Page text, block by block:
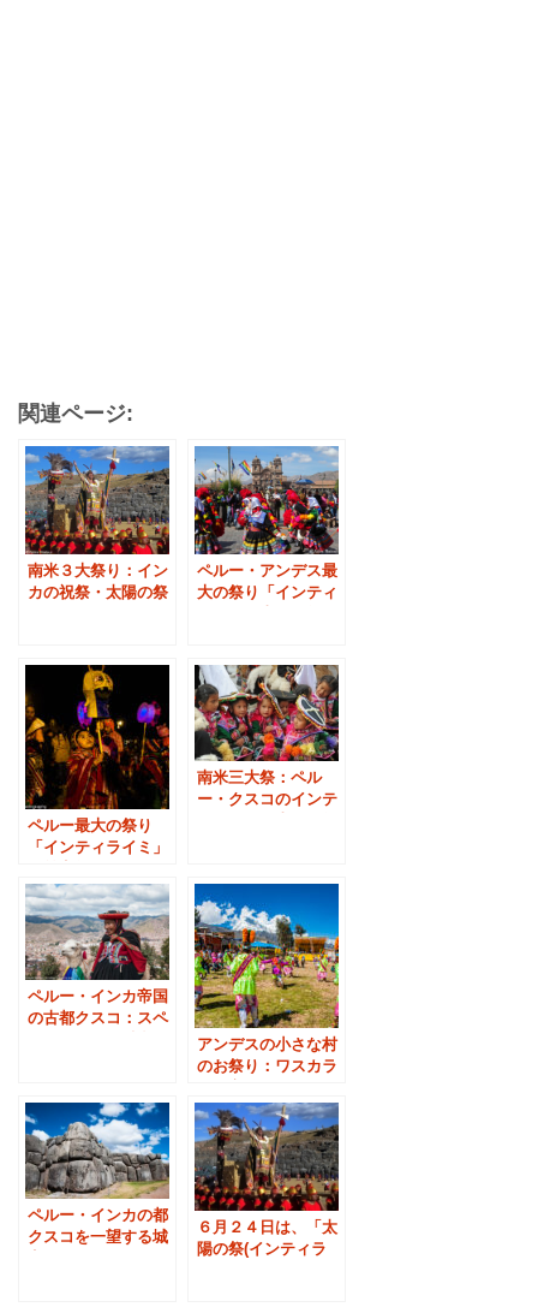
関連ページ:
南米３大祭り：イン
カの祝祭・太陽の祭
ペルー・アンデス最
大の祭り「インティ
ペルー最大の祭り
「インティライミ」
南米三大祭：ペル
ー・クスコのインテ
ペルー・インカ帝国
の古都クスコ：スペ
アンデスの小さな村
のお祭り：ワスカラ
ペルー・インカの都
クスコを一望する城
６月２４日は、「太
陽の祭(インティラ